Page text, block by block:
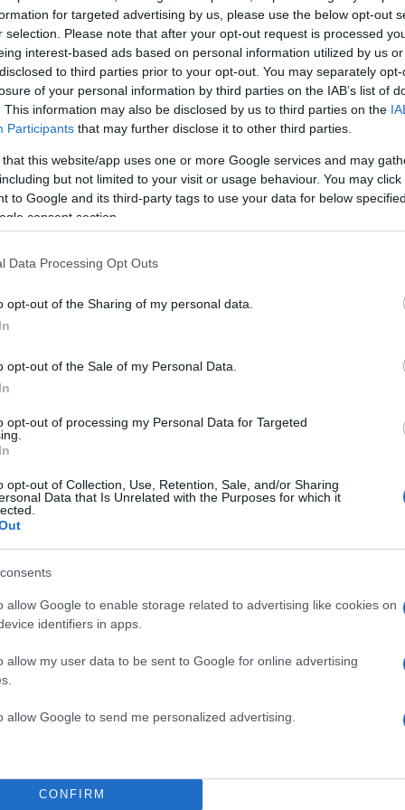
for targeted advertising by us, please use the below opt-out
selection. Please note that after your opt-out request is processed
interest-based ads based on personal information utilized by us
to third parties prior to your opt-out. You may separately
of your personal information by third parties on the IAB’s list of
This information may also be disclosed by us to third parties on the
Participants that may further disclose it to other third parties.
that this website/app uses one or more Google services and may
but not limited to your visit or usage behaviour. You may
to Google and its third-party tags to use your data for below
consent section.
Data Processing Opt Outs
opt-out of the Sharing of my personal data.
opt-out of the Sale of my Personal Data.
opt-out of processing my Personal Data for Targeted
opt-out of Collection, Use, Retention, Sale, and/or Sharing
Data that Is Unrelated with the Purposes for which it
allow Google to enable storage related to advertising like cookies on
identifiers in apps.
allow my user data to be sent to Google for online advertising
allow Google to send me personalized advertising.
CONFIRM
των ΚΤΕΛ
-
άνδρα σε